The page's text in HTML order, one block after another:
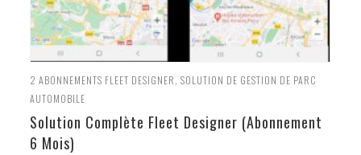
2ABONNEMENTS FLEET DESIGNER ,SOLUTION DE GESTION DE PARC
AUTOMOBILE
Solution Complète Fleet Designer (Abonnement
6 Mois)